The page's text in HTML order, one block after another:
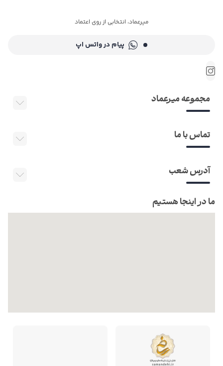
میرعماد، انتخابی از روی اعتماد
پیام در واتس اپ
مجموعه میرعماد
تماس با ما
آدرس شعب
ما در اینجا هستیم